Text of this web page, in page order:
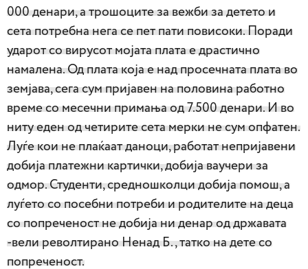
000 денари, а трошоците за вежби за детето и
сета потребна нега се пет пати повисоки. Поради
ударот со вирусот мојата плата е драстично
намалена. Од плата која е над просечната плата во
земјава, сега сум пријавен на половина работно
време со месечни примања од 7.500 денари. И во
ниту еден од четирите сета мерки не сум опфатен.
Луѓе кои не плаќаат даноци, работат непријавени
добија платежни картички, добија ваучери за
одмор. Студенти, средношколци добија помош, а
луѓето со посебни потреби и родителите на деца
со попреченост не добија ни денар од државата
-вели револтирано Ненад Б., татко на дете со
попреченост.